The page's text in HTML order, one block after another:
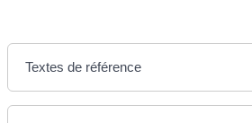
Textes de référence